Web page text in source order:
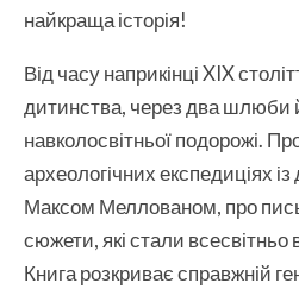
найкраща історія!
Від часу наприкінці XIX
дитинства, через два шлюби й
навколосвітньої подорожі.
археологічних експедиціях
Максом Меллованом, про
сюжети, які стали
Книга розкриває справжній